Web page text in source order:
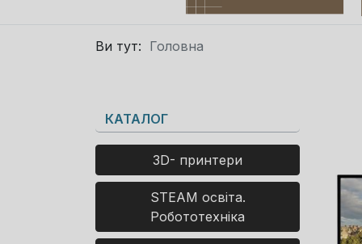
Ви тут: Головна
КАТАЛОГ
3D- принтери
STEAM освіта.
Робототехніка